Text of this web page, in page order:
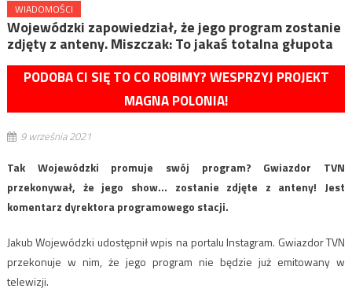
WIADOMOŚCI
Wojewódzki zapowiedział, że jego program zostanie
zdjęty z anteny. Miszczak: To jakaś totalna głupota
PODOBA CI SIĘ TO CO ROBIMY? WESPRZYJ PROJEKT
MAGNA POLONIA!
9 września 2021
Tak Wojewódzki promuje swój program? Gwiazdor TVN
przekonywał, że jego show… zostanie zdjęte z anteny! Jest
komentarz dyrektora programowego stacji.
Jakub Wojewódzki udostępnił wpis na portalu Instagram. Gwiazdor TVN
przekonuje w nim, że jego program nie będzie już emitowany w
telewizji.